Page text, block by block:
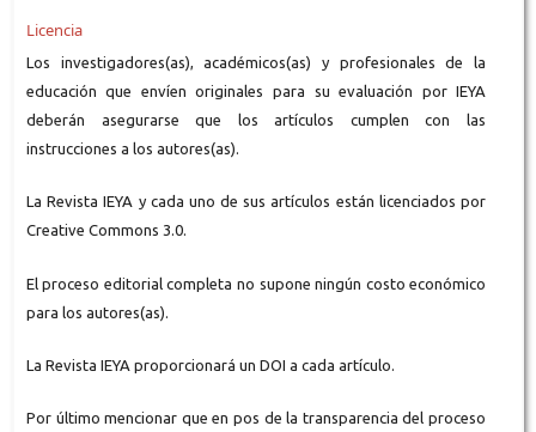
Licencia
Los investigadores(as), académicos(as) y profesionales de la
educación que envíen originales para su evaluación por IEYA
deberán asegurarse que los artículos cumplen con las
instrucciones a los autores(as).
La Revista IEYA y cada uno de sus artículos están licenciados por
Creative Commons 3.0.
El proceso editorial completa no supone ningún costo económico
para los autores(as).
La Revista IEYA proporcionará un DOI a cada artículo.
Por último mencionar que en pos de la transparencia del proceso